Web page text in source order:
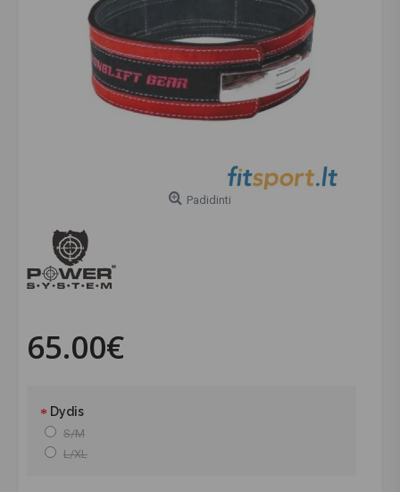
Padidinti
65.00€
Dydis
S/M
L/XL